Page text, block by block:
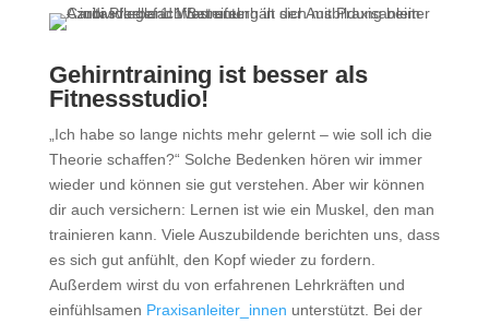
Gehirntraining ist besser als
Fitnessstudio!
„Ich habe so lange nichts mehr gelernt – wie soll ich die
Theorie schaffen?“ Solche Bedenken hören wir immer
wieder und können sie gut verstehen. Aber wir können
dir auch versichern: Lernen ist wie ein Muskel, den man
trainieren kann. Viele Auszubildende berichten uns, dass
es sich gut anfühlt, den Kopf wieder zu fordern.
Außerdem wirst du von erfahrenen Lehrkräften und
einfühlsamen Praxisanleiter_innen unterstützt. Bei der